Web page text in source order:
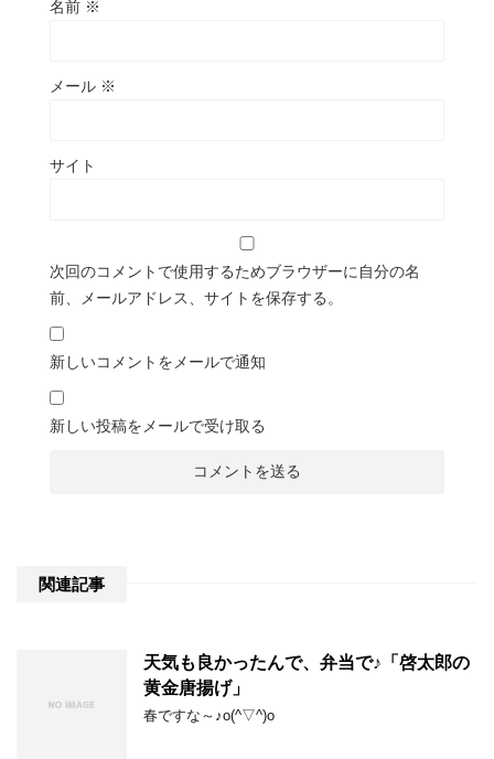
名前 ※
メール ※
サイト
次回のコメントで使用するためブラウザーに自分の名
前、メールアドレス、サイトを保存する。
新しいコメントをメールで通知
新しい投稿をメールで受け取る
関連記事
天気も良かったんで、弁当で♪「啓太郎の
黄金唐揚げ」
春ですな～♪o(^▽^)o